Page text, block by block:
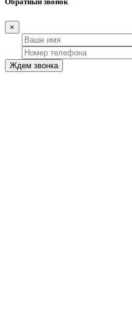
×
Ждем звонка